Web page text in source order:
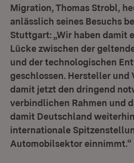
Migration, Thomas Strobl,
anlässlich seines Besuchs
Stuttgart: „Wir haben damit
Lücke zwischen der
und der technologischen
geschlossen. Hersteller und
damit jetzt den dringend
verbindlichen Rahmen und
damit Deutschland
internationale
Automobilsektor einnimmt.“